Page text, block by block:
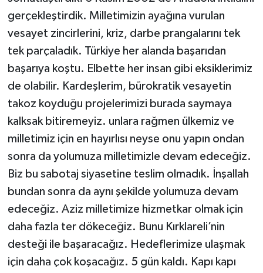
gerçekleştirdik. Milletimizin ayağına vurulan
vesayet zincirlerini, kriz, darbe prangalarını tek
tek parçaladık. Türkiye her alanda başarıdan
başarıya koştu. Elbette her insan gibi eksiklerimiz
de olabilir. Kardeşlerim, bürokratik vesayetin
takoz koyduğu projelerimizi burada saymaya
kalksak bitiremeyiz. unlara rağmen ülkemiz ve
milletimiz için en hayırlısı neyse onu yapın ondan
sonra da yolumuza milletimizle devam edeceğiz.
Biz bu sabotaj siyasetine teslim olmadık. İnşallah
bundan sonra da aynı şekilde yolumuza devam
edeceğiz. Aziz milletimize hizmetkar olmak için
daha fazla ter dökeceğiz. Bunu Kırklareli’nin
desteği ile başaracağız. Hedeflerimize ulaşmak
için daha çok koşacağız. 5 gün kaldı. Kapı kapı